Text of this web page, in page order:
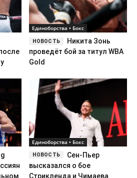
Единоборства • Бокс
Никита Зонь
проведёт бой за титул WBA
Gold
Единоборства • Бокс
Сен-Пьер
высказался о бое
Стрикленда и Чимаева